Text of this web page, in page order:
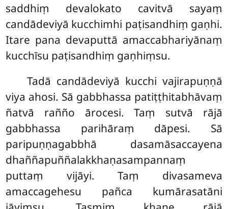
saddhiṃ devalokato cavitvā sayaṃ
candādeviyā kucchimhi paṭisandhiṃ gaṇhi.
Itare pana devaputtā amaccabhariyānaṃ
kucchīsu paṭisandhiṃ gaṇhiṃsu.
Tadā candādeviyā kucchi vajirapuṇṇā
viya ahosi. Sā gabbhassa patiṭṭhitabhāvaṃ
ñatvā rañño ārocesi. Taṃ sutvā rājā
gabbhassa parihāraṃ dāpesi. Sā
paripuṇṇagabbhā dasamāsaccayena
dhaññapuññalakkhaṇasampannaṃ
puttaṃ vijāyi. Taṃ divasameva
amaccagehesu pañca kumārasatāni